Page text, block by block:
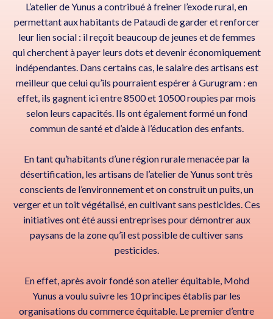
L’atelier de Yunus a contribué à freiner l’exode rural, en
permettant aux habitants de Pataudi de garder et renforcer
leur lien social : il reçoit beaucoup de jeunes et de femmes
qui cherchent à payer leurs dots et devenir économiquement
indépendantes. Dans certains cas, le salaire des artisans est
meilleur que celui qu’ils pourraient espérer à Gurugram : en
effet, ils gagnent ici entre 8500 et 10500 roupies par mois
selon leurs capacités. Ils ont également formé un fond
commun de santé et d’aide à l’éducation des enfants.
En tant qu’habitants d’une région rurale menacée par la
désertification, les artisans de l’atelier de Yunus sont très
conscients de l’environnement et on construit un puits, un
verger et un toit végétalisé, en cultivant sans pesticides. Ces
initiatives ont été aussi entreprises pour démontrer aux
paysans de la zone qu’il est possible de cultiver sans
pesticides.
En effet, après avoir fondé son atelier équitable, Mohd
Yunus a voulu suivre les 10 principes établis par les
organisations du commerce équitable. Le premier d’entre